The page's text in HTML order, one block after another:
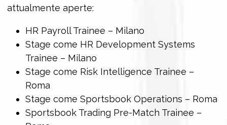
attualmente aperte:
HR Payroll Trainee – Milano
Stage come HR Development Systems
Trainee – Milano
Stage come Risk Intelligence Trainee –
Roma
Stage come Sportsbook Operations – Roma
Sportsbook Trading Pre-Match Trainee –